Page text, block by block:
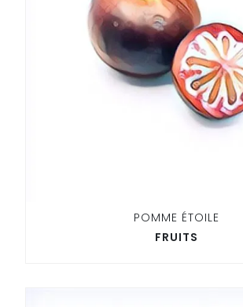
POMME ÉTOILE
FRUITS